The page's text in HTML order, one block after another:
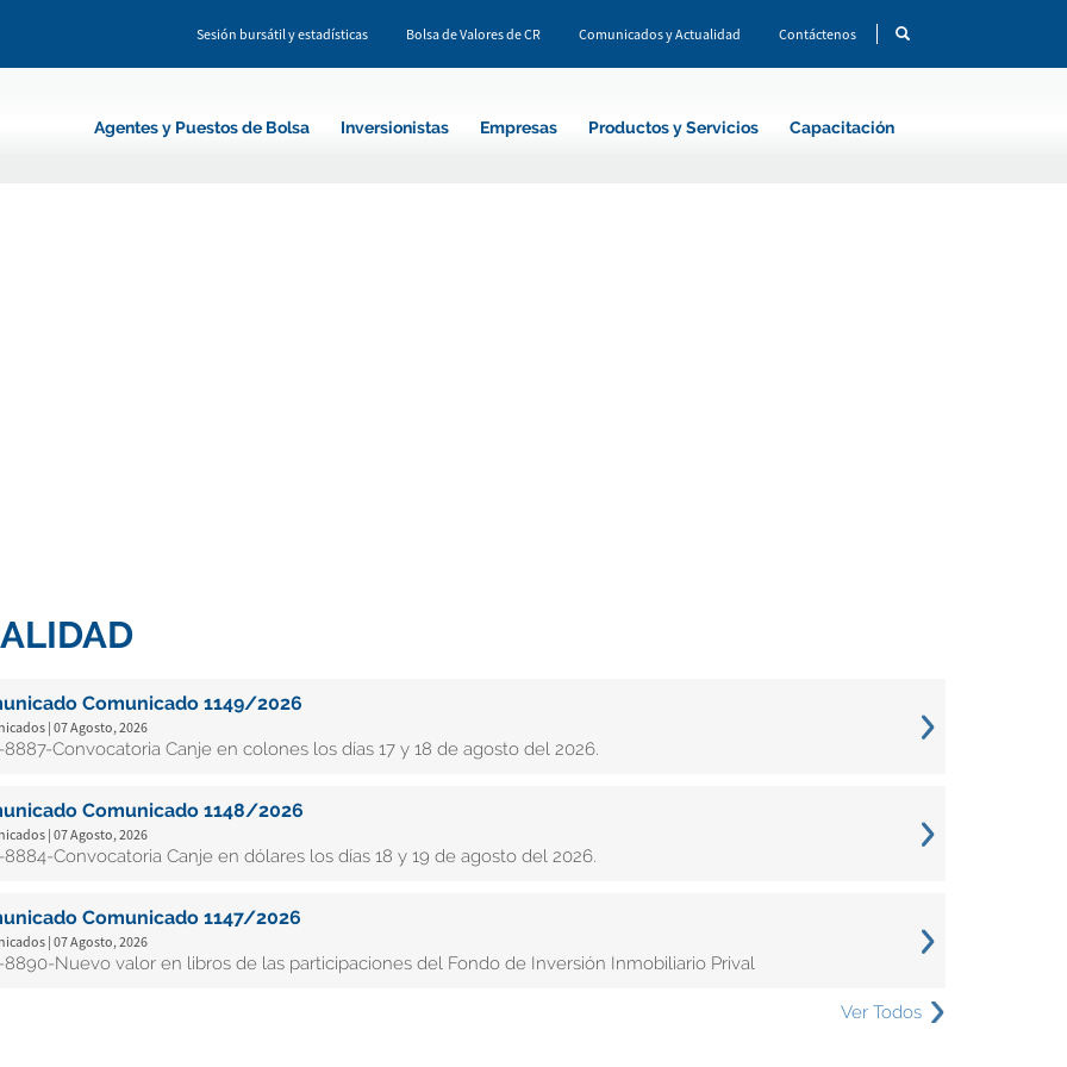
Sesión bursátil y estadísticas Bolsa de Valores de CR Comunicados y Actualidad Contáctenos
Agentes y Puestos de Bolsa Inversionistas Empresas Productos y Servicios Capacitación
Comunicado 1149/2026
| 07 Agosto, 2026
8887-Convocatoria Canje en colones los días 17 y 18 de agosto del 2026.
Comunicado 1148/2026
| 07 Agosto, 2026
8884-Convocatoria Canje en dólares los días 18 y 19 de agosto del 2026.
Comunicado 1147/2026
| 07 Agosto, 2026
8890-Nuevo valor en libros de las participaciones del Fondo de Inversión Inmobiliario Prival
Ver Todos